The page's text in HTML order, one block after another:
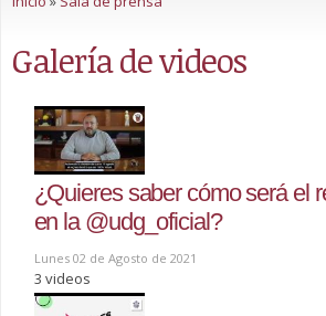
Galería de videos
¿Quieres saber cómo será el
en la @udg_oficial?
Lunes 02 de Agosto de 2021
3 videos